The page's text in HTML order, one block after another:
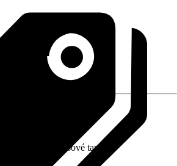
Lepidlo na vliesové tapety